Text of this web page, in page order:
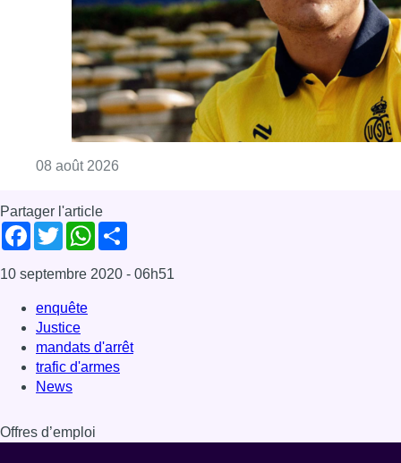
08 août 2026
Partager l'article
Facebook
TwitterWhatsApp
10 septembre 2020 - 06h51
enquête
Justice
mandats d'arrêt
trafic d'armes
News
Offres d’emploi